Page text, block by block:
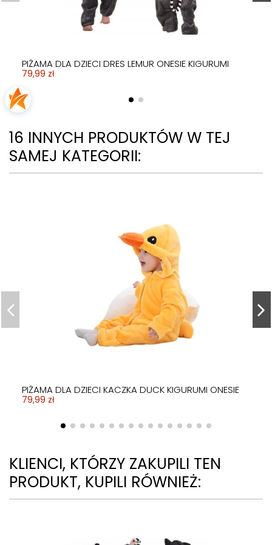
PIŻAMA DLA DZIECI DRES LEMUR ONESIE KIGURUMI
79,99 zł
PIŻAMA DLA DZIECI JEDNOROŻEC UNICORN ONESIE
16 INNYCH PRODUKTÓW W TEJ
SAMEJ KATEGORII:
PIŻAMA DLA DZIECI KACZKA DUCK KIGURUMI ONESIE
79,99 zł
KLIENCI, KTÓRZY ZAKUPILI TEN
PRODUKT, KUPILI RÓWNIEŻ: